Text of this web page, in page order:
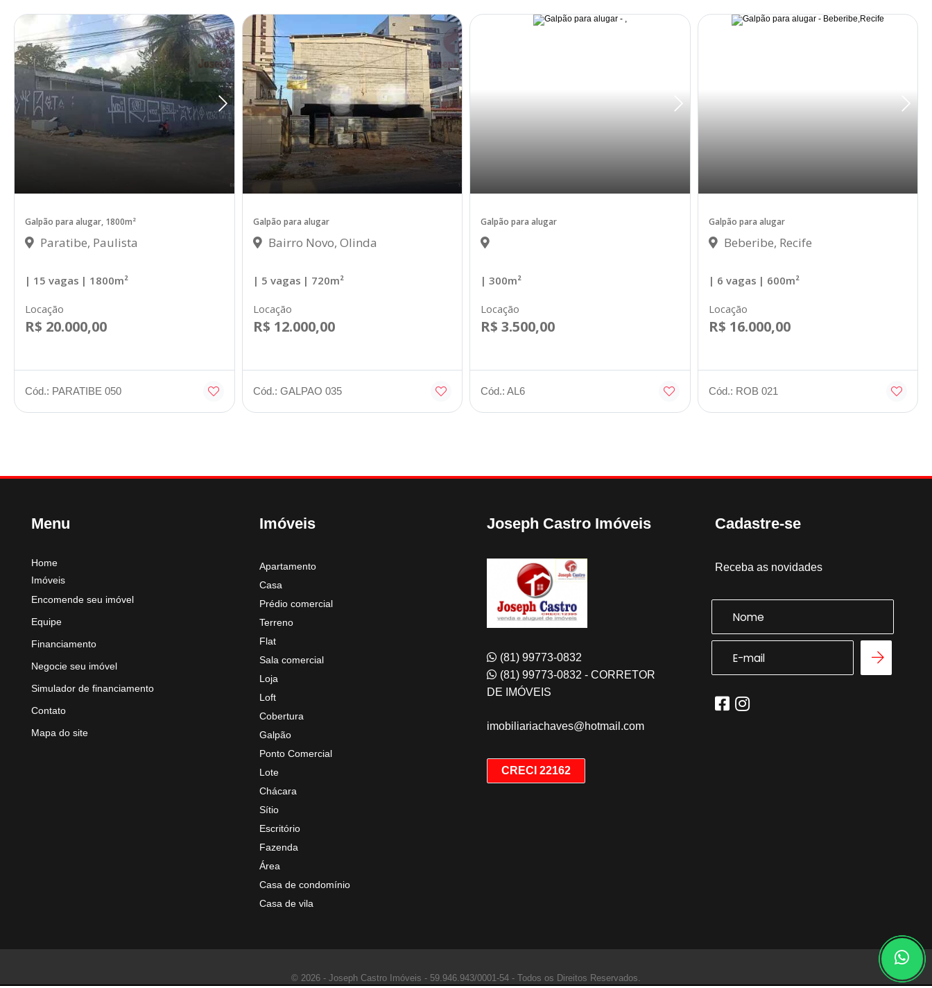
Galpão para alugar, 1800m²
Paratibe, Paulista
| 15 vagas | 1800m²
Locação
R$ 20.000,00
Cód.: PARATIBE 050
Galpão para alugar
Bairro Novo, Olinda
| 5 vagas | 720m²
Locação
R$ 12.000,00
Cód.: GALPAO 035
Galpão para alugar
| 300m²
Locação
R$ 3.500,00
Cód.: AL6
Galpão para alugar
Beberibe, Recife
| 6 vagas | 600m²
Locação
R$ 16.000,00
Cód.: ROB 021
Menu
Home
Imóveis
Encomende seu imóvel
Equipe
Financiamento
Negocie seu imóvel
Simulador de financiamento
Contato
Mapa do site
Imóveis
Apartamento
Casa
Prédio comercial
Terreno
Flat
Sala comercial
Loja
Loft
Cobertura
Galpão
Ponto Comercial
Lote
Chácara
Sítio
Escritório
Fazenda
Área
Casa de condomínio
Casa de vila
Joseph Castro Imóveis
(81) 99773-0832
(81) 99773-0832 - CORRETOR
DE IMÓVEIS
imobiliariachaves@hotmail.com
CRECI 22162
Cadastre-se
Receba as novidades
© 2026 - Joseph Castro Imóveis - 59.946.943/0001-54 - Todos os Direitos Reservados.